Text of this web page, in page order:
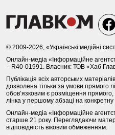
© 2009-2026, «Українські медійні
Онлайн-медіа «Інформаційне
– R40-01991. Власник: ТОВ «Хаб
Публікація всіх авторських
дозволена тільки за умови прямого
обов’язковим є розміщення
лінка у першому абзаці на конкретну
Онлайн-медіа «Інформаційне
старше 21 року. Переглядаючи
відповідність віковим обмеженням.